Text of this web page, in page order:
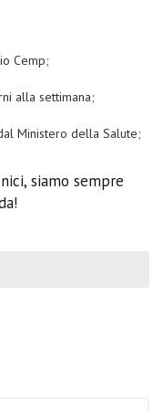
Cemp;
alla settimana;
Ministero della Salute;
siamo sempre